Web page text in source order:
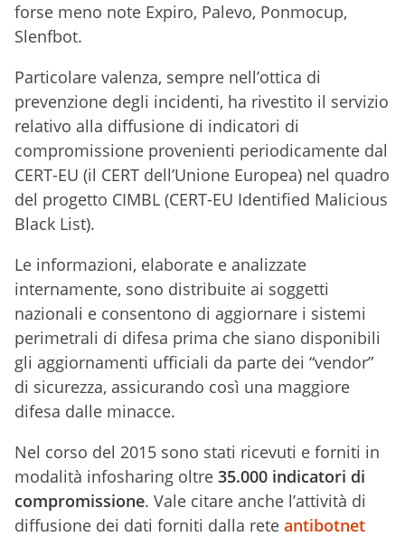
forse meno note Expiro, Palevo, Ponmocup,
Slenfbot.
Particolare valenza, sempre nell’ottica di
prevenzione degli incidenti, ha rivestito il servizio
relativo alla diffusione di indicatori di
compromissione provenienti periodicamente dal
CERT-EU (il CERT dell’Unione Europea) nel quadro
del progetto CIMBL (CERT-EU Identified Malicious
Black List).
Le informazioni, elaborate e analizzate
internamente, sono distribuite ai soggetti
nazionali e consentono di aggiornare i sistemi
perimetrali di difesa prima che siano disponibili
gli aggiornamenti ufficiali da parte dei “vendor”
di sicurezza, assicurando così una maggiore
difesa dalle minacce.
Nel corso del 2015 sono stati ricevuti e forniti in
modalità infosharing oltre 35.000 indicatori di
compromissione. Vale citare anche l’attività di
diffusione dei dati forniti dalla rete antibotnet